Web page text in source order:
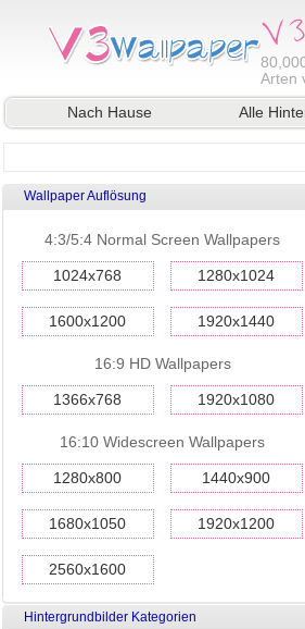
Arten
Nach Hause
Alle
Wallpaper Auflösung
4:3/5:4 Normal Screen Wallpapers
1024x768 1280x1024
1600x1200 1920x1440
16:9 HD Wallpapers
1366x768 1920x1080
16:10 Widescreen Wallpapers
1280x800 1440x900
1680x1050 1920x1200
2560x1600
Hintergrundbilder Kategorien